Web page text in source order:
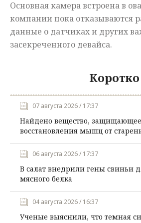
Основная камера встроена в
компании пока отказываются
данные о датчиках и других
засекреченного девайса.
Коротко
07 августа 2026 / 17:37
Найдено вещество,
восстановления мышц от
06 августа 2026 / 17:37
В салат внедрили гены свиньи
мясного белка
04 августа 2026 / 16:37
Ученые выяснили, что темная